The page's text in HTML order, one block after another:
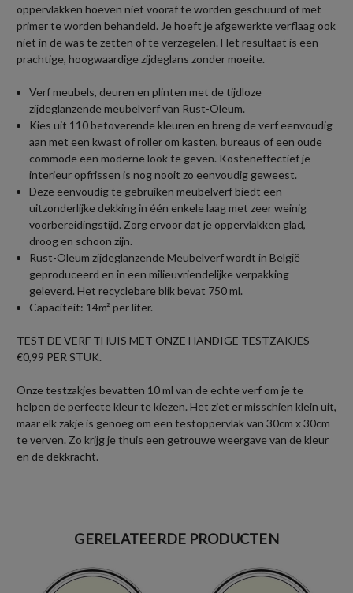
oppervlakken hoeven niet vooraf te worden geschuurd of met
primer te worden behandeld. Je hoeft je afgewerkte verflaag ook
niet in de was te zetten of te verzegelen. Het resultaat is een
prachtige, hoogwaardige zijdeglans zonder moeite.
Verf meubels, deuren en plinten met de tijdloze
zijdeglanzende meubelverf van Rust-Oleum.
Kies uit 110 betoverende kleuren en breng de verf eenvoudig
aan met een kwast of roller om kasten, bureaus of een oude
commode een moderne look te geven. Kosteneffectief je
interieur opfrissen is nog nooit zo eenvoudig geweest.
Deze eenvoudig te gebruiken meubelverf biedt een
uitzonderlijke dekking in één enkele laag met zeer weinig
voorbereidingstijd. Zorg ervoor dat je oppervlakken glad,
droog en schoon zijn.
Rust-Oleum zijdeglanzende Meubelverf wordt in België
geproduceerd en in een milieuvriendelijke verpakking
geleverd. Het recyclebare blik bevat 750 ml.
Capaciteit: 14m² per liter.
TEST DE VERF THUIS MET ONZE HANDIGE TESTZAKJES
€0,99 PER STUK.
Onze testzakjes bevatten 10 ml van de echte verf om je te
helpen de perfecte kleur te kiezen. Het ziet er misschien klein uit,
maar elk zakje is genoeg om een testoppervlak van 30cm x 30cm
te verven. Zo krijg je thuis een getrouwe weergave van de kleur
en de dekkracht.
GERELATEERDE PRODUCTEN